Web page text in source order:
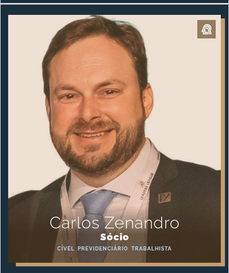
Carlos Zenandro
Sócio
CÍVEL PREVIDENCIÁRIO TRABALHISTA